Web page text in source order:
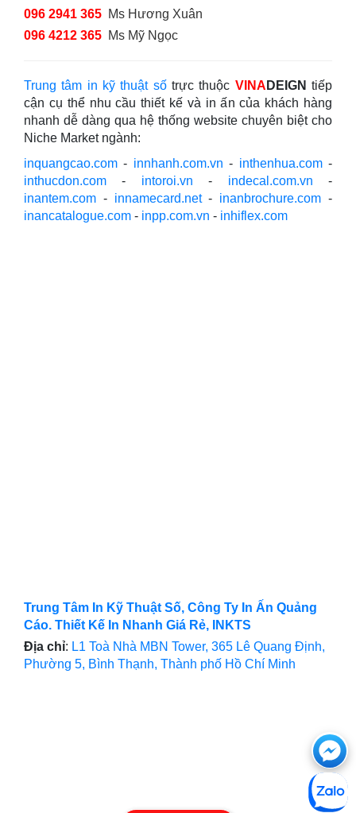
096 2941 365 Ms Hương Xuân
096 4212 365 Ms Mỹ Ngọc
Trung tâm in kỹ thuật sốtrực thuộc VINA DEIGN tiếp
cận cụ thể nhu cầu thiết kế và in ấn của khách hàng
nhanh dễ dàng qua hệ thống website chuyên biệt cho
Niche Market ngành:
inquangcao.com - innhanh.com.vn - inthenhua.com-
inthucdon.com - intoroi.vn - indecal.com.vn -
inantem.com - innamecard.net- inanbrochure.com -
inancatalogue.com - inpp.com.vn - inhiflex.com
Trung Tâm In Kỹ Thuật Số, Công Ty In Ấn Quảng
Cáo. Thiết Kế In Nhanh Giá Rẻ, INKTS
Địa chỉ: L1 Toà Nhà MBN Tower, 365 Lê Quang Định,
Phường 5, Bình Thạnh, Thành phố Hồ Chí Minh
với